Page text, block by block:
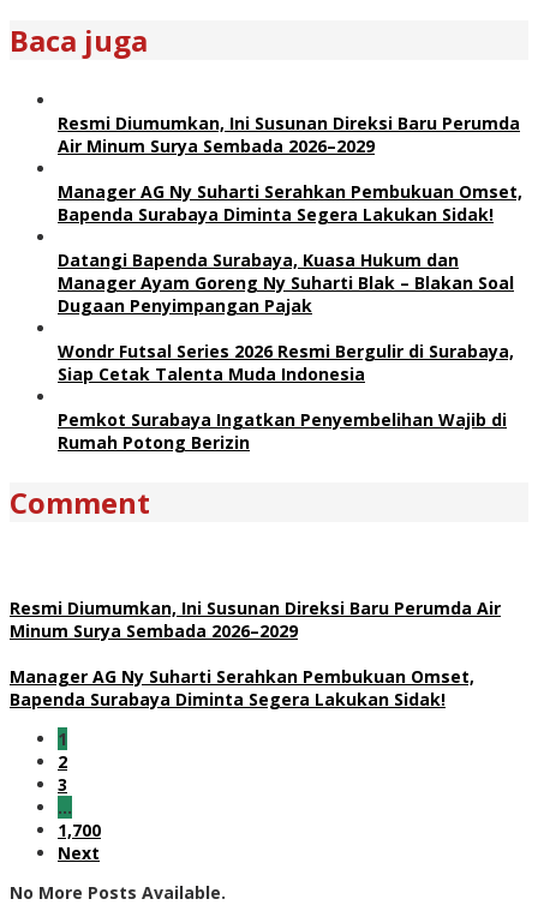
Baca juga
Resmi Diumumkan, Ini Susunan Direksi Baru Perumda
Air Minum Surya Sembada 2026–2029
Manager AG Ny Suharti Serahkan Pembukuan Omset,
Bapenda Surabaya Diminta Segera Lakukan Sidak!
Datangi Bapenda Surabaya, Kuasa Hukum dan
Manager Ayam Goreng Ny Suharti Blak – Blakan Soal
Dugaan Penyimpangan Pajak
Wondr Futsal Series 2026 Resmi Bergulir di Surabaya,
Siap Cetak Talenta Muda Indonesia
Pemkot Surabaya Ingatkan Penyembelihan Wajib di
Rumah Potong Berizin
Comment
Resmi Diumumkan, Ini Susunan Direksi Baru Perumda Air
Minum Surya Sembada 2026–2029
Manager AG Ny Suharti Serahkan Pembukuan Omset,
Bapenda Surabaya Diminta Segera Lakukan Sidak!
1
2
3
…
1,700
Next
No More Posts Available.